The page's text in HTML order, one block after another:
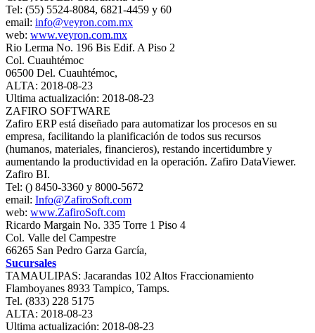
Tel: (55) 5524-8084, 6821-4459 y 60
email: info@veyron.com.mx
web: www.veyron.com.mx
Rio Lerma No. 196 Bis Edif. A Piso 2
Col. Cuauhtémoc
06500 Del. Cuauhtémoc,
ALTA: 2018-08-23
Ultima actualización: 2018-08-23
ZAFIRO SOFTWARE
Zafiro ERP está diseñado para automatizar los procesos en su
empresa, facilitando la planificación de todos sus recursos
(humanos, materiales, financieros), restando incertidumbre y
aumentando la productividad en la operación. Zafiro DataViewer.
Zafiro BI.
Tel: () 8450-3360 y 8000-5672
email: Info@ZafiroSoft.com
web: www.ZafiroSoft.com
Ricardo Margain No. 335 Torre 1 Piso 4
Col. Valle del Campestre
66265 San Pedro Garza García,
Sucursales
TAMAULIPAS: Jacarandas 102 Altos Fraccionamiento
Flamboyanes 8933 Tampico, Tamps.
Tel. (833) 228 5175
ALTA: 2018-08-23
Ultima actualización: 2018-08-23